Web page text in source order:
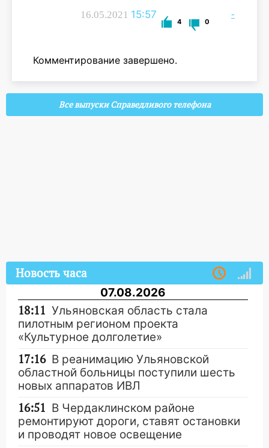
16.05.2021 15:57
4 0
-
Комментирование завершено.
Все выпуски Справедливого телефона
Новость часа
07.08.2026
18:11 Ульяновская область стала
пилотным регионом проекта
«Культурное долголетие»
17:16 В реанимацию Ульяновской
областной больницы поступили шесть
новых аппаратов ИВЛ
16:51 В Чердаклинском районе
ремонтируют дороги, ставят остановки
и проводят новое освещение